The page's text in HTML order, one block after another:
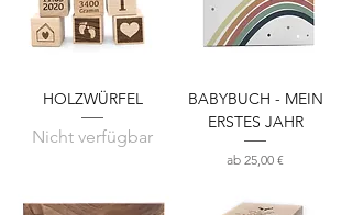
HOLZWÜRFEL
Nicht verfügbar
BABYBUCH - MEIN
ERSTES JAHR
ab 25,00 €
Sale-Preis